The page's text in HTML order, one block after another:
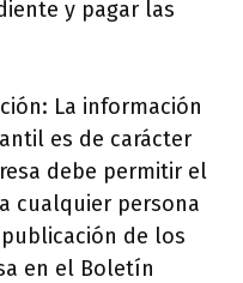
y pagar las
La información
es de carácter
debe permitir el
cualquier persona
de los
en el Boletín